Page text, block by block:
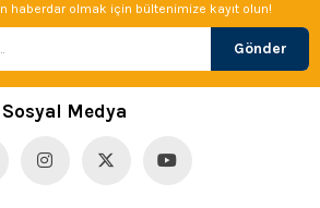
haberdar olmak için bültenimize kayıt olun!
Gönder
Sosyal Medya